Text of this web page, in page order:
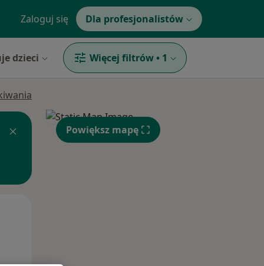
Zaloguj się Dla profesjonalistów
dzieci Więcej filtrów • 1
Powiększ mapę